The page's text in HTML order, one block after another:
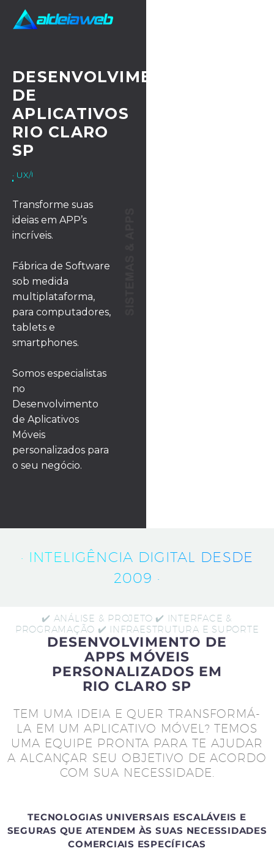
DESENVOLVIMENTO
DE
APLICATIVOS
RIO CLARO
SP
· UX/UI DESIGN
Transforme suas
ideias em APP’s
incríveis.
Fábrica de Software
sob medida
multiplataforma,
para computadores,
tablets e
smartphones.
Somos especialistas
no
Desenvolvimento
de Aplicativos
Móveis
personalizados para
o seu negócio.
· INTELIGÊNCIA DIGITAL DESDE
2009 ·
✔️ ANÁLISE & PROJETO ✔️ INTERFACE &
PROGRAMAÇÃO ✔️ INFRAESTRUTURA E SUPORTE
DESENVOLVIMENTO DE
APPS MÓVEIS
PERSONALIZADOS EM
RIO CLARO SP
TEM UMA IDEIA E QUER TRANSFORMÁ-
LA EM UM APLICATIVO MÓVEL? TEMOS
UMA EQUIPE PRONTA PARA TE AJUDAR
A ALCANÇAR SEU OBJETIVO DE ACORDO
COM SUA NECESSIDADE.
TECNOLOGIAS UNIVERSAIS ESCALÁVEIS E
SEGURAS QUE ATENDEM ÀS SUAS NECESSIDADES
COMERCIAIS ESPECÍFICAS